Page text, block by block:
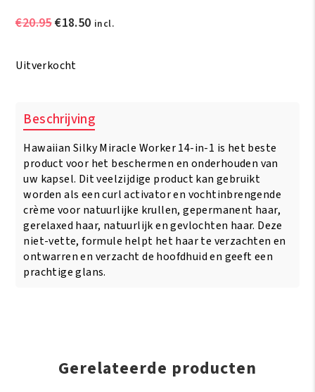
€20.95Oorspronkelijke
€20.95.
€18.50Huidige
incl.
Uitverkocht
Beschrijving
Hawaiian Silky Miracle Worker 14-in-1 is het beste
product voor het beschermen en onderhouden van
uw kapsel. Dit veelzijdige product kan gebruikt
worden als een curl activator en vochtinbrengende
crème voor natuurlijke krullen, gepermanent haar,
gerelaxed haar, natuurlijk en gevlochten haar. Deze
niet-vette, formule helpt het haar te verzachten en
ontwarren en verzacht de hoofdhuid en geeft een
prachtige glans.
Gerelateerde producten